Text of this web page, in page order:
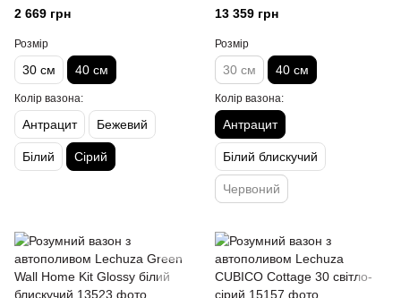
сірий камінь
2 669 грн
Розмір
30 см 40 см
Колір вазона:
Антрацит Бежевий
Білий Сірий
антрацитовий металік
13 359 грн
Розмір
30 см 40 см
Колір вазона:
Антрацит
Білий блискучий
Червоний